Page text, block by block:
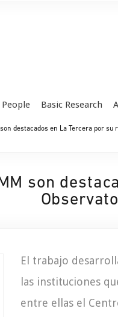
People Basic Research
son destacados en La Tercera por su
son
El trabajo
las instituciones
entre ellas el